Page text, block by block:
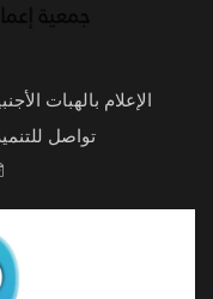
الإعلام بالهبات
تواصل للتنمية